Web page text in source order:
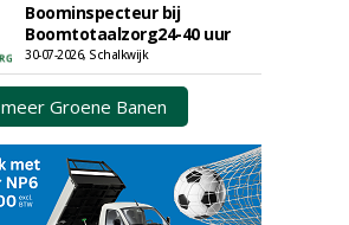
Boominspecteur bij
Boomtotaalzorg24-40 uur
30-07-2026, Schalkwijk
meer Groene Banen